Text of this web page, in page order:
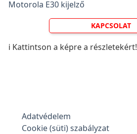
Motorola E30 kijelző
KAPCSOLAT
ℹ️ Kattintson a képre a részletekért!
Adatvédelem
Cookie (süti) szabályzat